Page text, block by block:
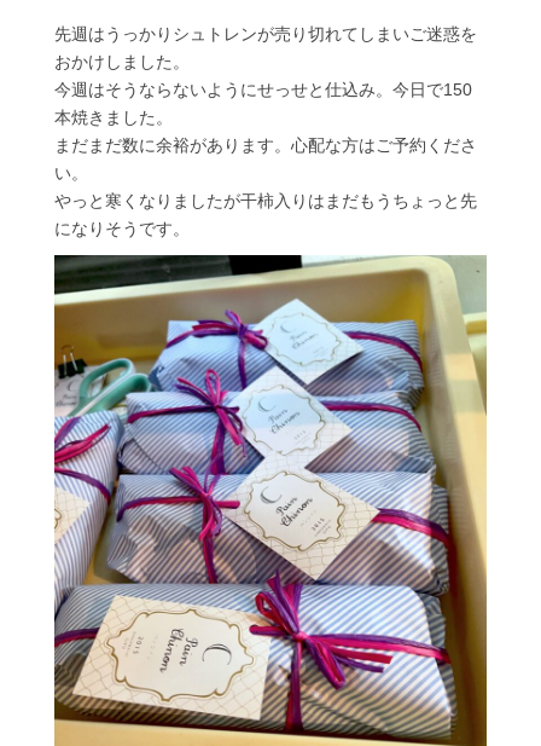
先週はうっかりシュトレンが売り切れてしまいご迷惑を
おかけしました。
今週はそうならないようにせっせと仕込み。今日で150
本焼きました。
まだまだ数に余裕があります。心配な方はご予約くださ
い。
やっと寒くなりましたが干柿入りはまだもうちょっと先
になりそうです。